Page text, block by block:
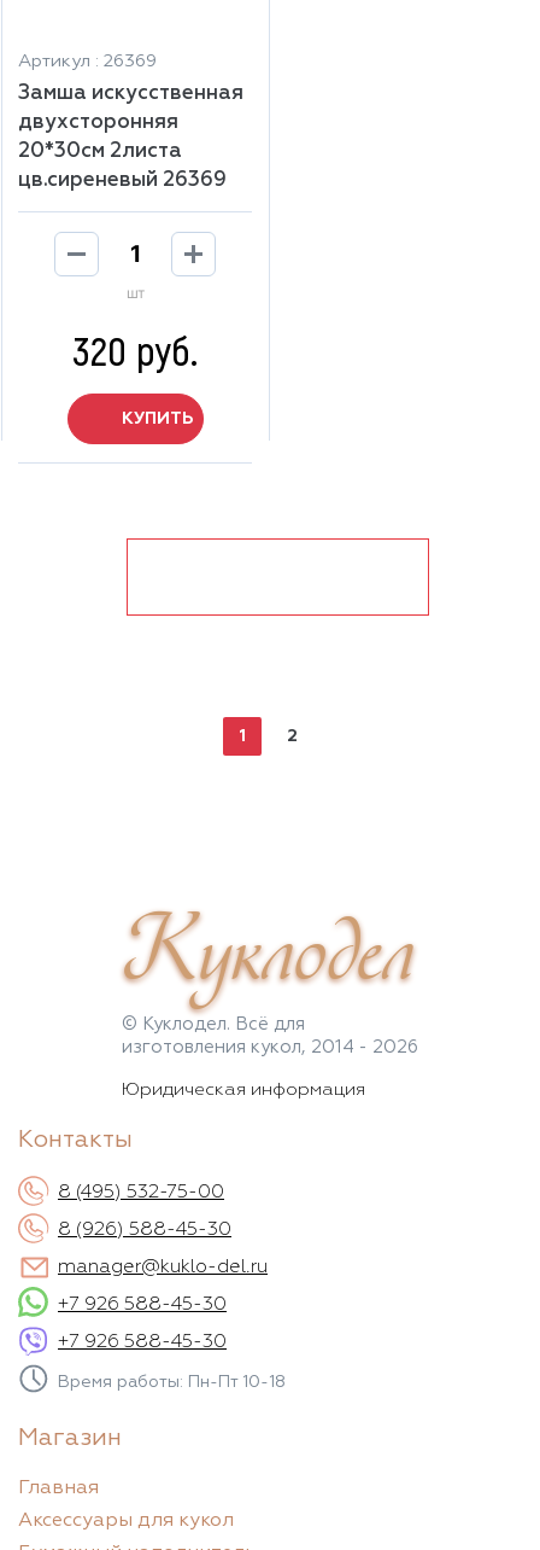
Артикул : 26369
Замша искусственная
двухсторонняя
20*30см 2листа
цв.сиреневый 26369
шт
320 руб.
КУПИТЬ
1 2
Куклодел
© Куклодел. Всё для
изготовления кукол, 2014 - 2026
Юридическая информация
Контакты
8 (495) 532-75-00
8 (926) 588-45-30
manager@kuklo-del.ru
+7 926 588-45-30
+7 926 588-45-30
Время работы: Пн-Пт 10-18
Магазин
Главная
Аксессуары для кукол